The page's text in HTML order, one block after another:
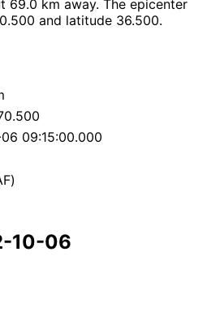
69.0 km away. The epicenter
and latitude 36.500.
09:15:00.000
10-06